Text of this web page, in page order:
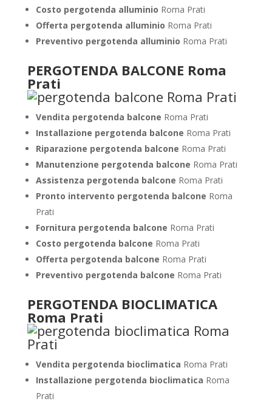
Costo pergotenda alluminio Roma Prati
Offerta pergotenda alluminio Roma Prati
Preventivo pergotenda alluminio Roma Prati
PERGOTENDA BALCONE Roma
Prati
Vendita pergotenda balcone Roma Prati
Installazione pergotenda balcone Roma Prati
Riparazione pergotenda balcone Roma Prati
Manutenzione pergotenda balcone Roma Prati
Assistenza pergotenda balcone Roma Prati
Pronto intervento pergotenda balcone Roma
Prati
Fornitura pergotenda balcone Roma Prati
Costo pergotenda balcone Roma Prati
Offerta pergotenda balcone Roma Prati
Preventivo pergotenda balcone Roma Prati
PERGOTENDA BIOCLIMATICA
Roma Prati
Vendita pergotenda bioclimatica Roma Prati
Installazione pergotenda bioclimatica Roma
Prati